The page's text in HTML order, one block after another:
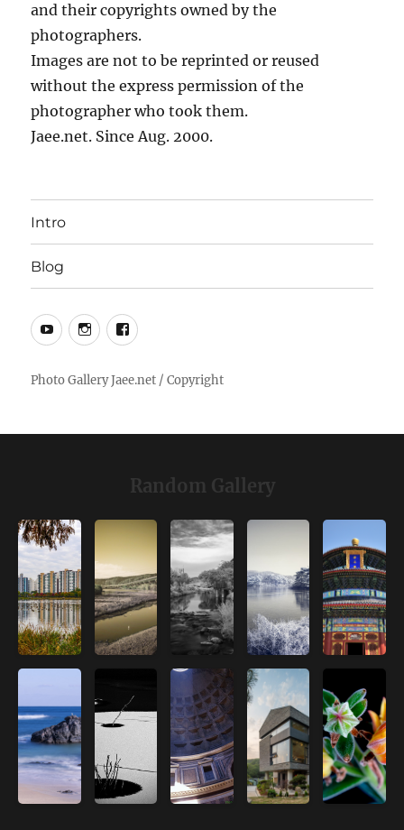
and their copyrights owned by the
photographers.
Images are not to be reprinted or reused
without the express permission of the
photographer who took them.
Jaee.net. Since Aug. 2000.
Intro
Blog
YouTubeInstagramFacebook
Random Gallery